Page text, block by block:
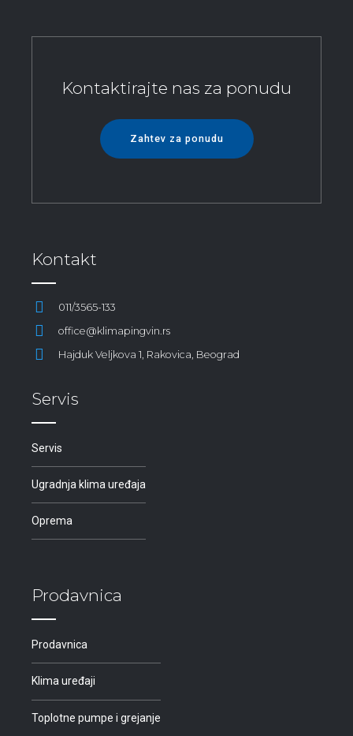
Kontaktirajte nas za ponudu
Zahtev za ponudu
Kontakt
011/3565-133
office@klimapingvin.rs
Hajduk Veljkova 1, Rakovica, Beograd
Servis
Servis
Ugradnja klima uređaja
Oprema
Prodavnica
Prodavnica
Klima uređaji
Toplotne pumpe i grejanje